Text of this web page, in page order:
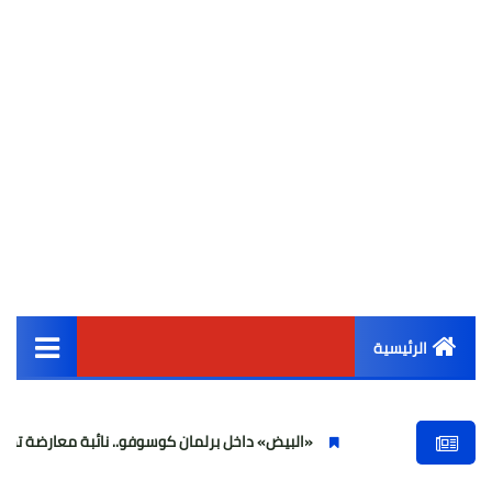
الرئيسية
أخبار مصر
«البيض» داخل برلمان كوسوفو.. نائبة معارضة تهاجم ألبين